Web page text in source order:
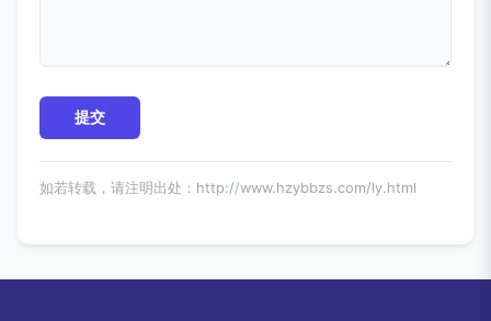
如若转载，请注明出处：http://www.hzybbzs.com/ly.html